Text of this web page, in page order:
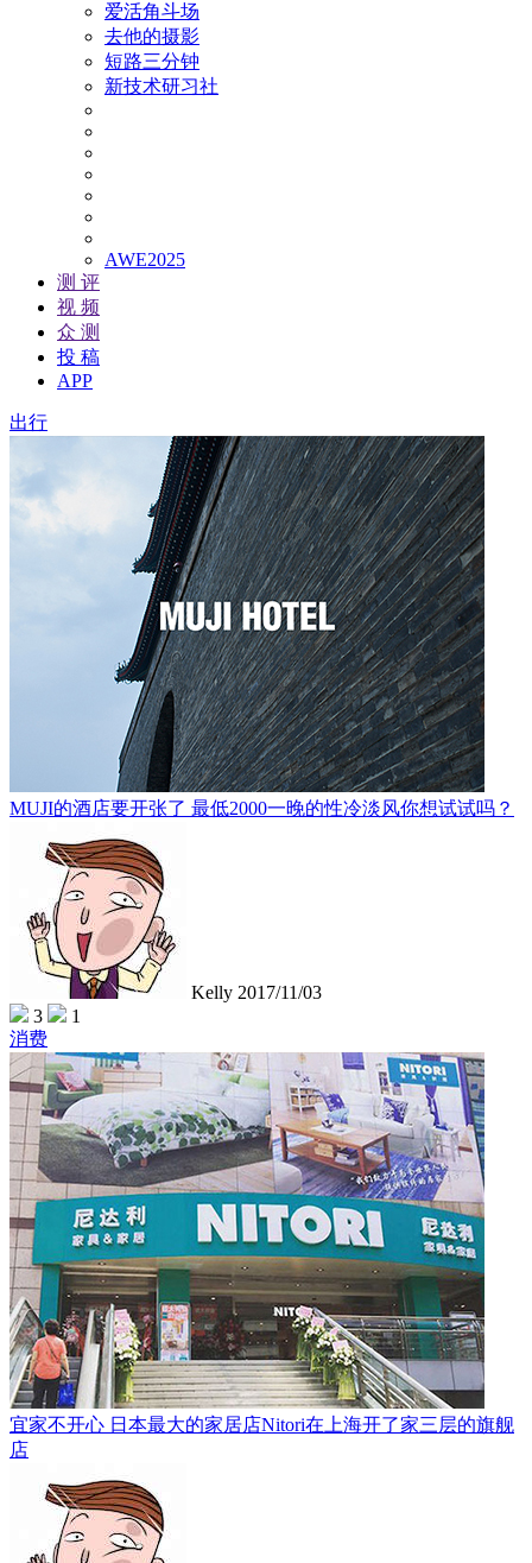
爱活角斗场
去他的摄影
短路三分钟
新技术研习社
AWE2025
测 评
视 频
众 测
投 稿
APP
出行
MUJI的酒店要开张了 最低2000一晚的性冷淡风你想试试吗？
Kelly 2017/11/03
3
1
消费
宜家不开心 日本最大的家居店Nitori在上海开了家三层的旗舰
店